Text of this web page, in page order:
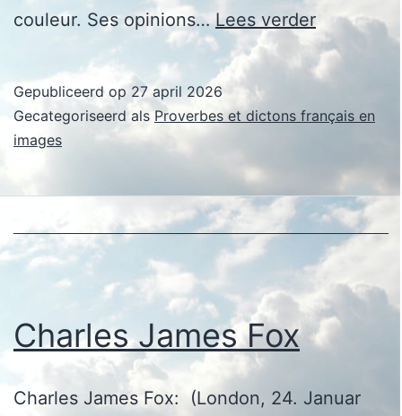
couleur. Ses opinions… Lees verderCharles
James
Fox
Gepubliceerd op 27 april 2026
Gecategoriseerd alsProverbes et dictons français en
images
Charles James Fox
Charles James Fox: (London, 24. Januar